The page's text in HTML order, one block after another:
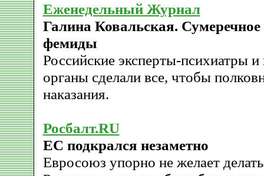
Еженедельный Журнал
Галина Ковальская. Сумеречное
фемиды
Российские эксперты-психиатры
органы сделали все, чтобы
наказания.
Росбалт.RU
ЕС подкрался незаметно
Евросоюз упорно не желает